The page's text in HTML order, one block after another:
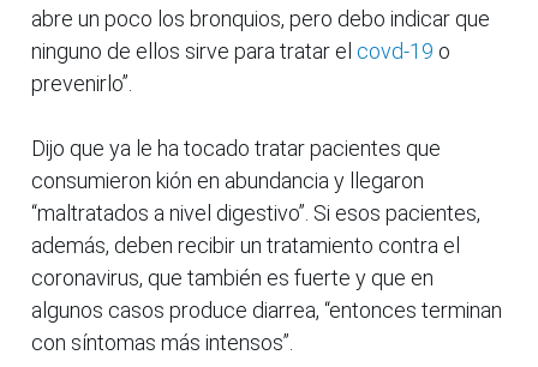
abre un poco los bronquios, pero debo indicar que
ninguno de ellos sirve para tratar el covd-19 o
prevenirlo”.
Dijo que ya le ha tocado tratar pacientes que
consumieron kión en abundancia y llegaron
“maltratados a nivel digestivo”. Si esos pacientes,
además, deben recibir un tratamiento contra el
coronavirus, que también es fuerte y que en
algunos casos produce diarrea, “entonces terminan
con síntomas más intensos”.